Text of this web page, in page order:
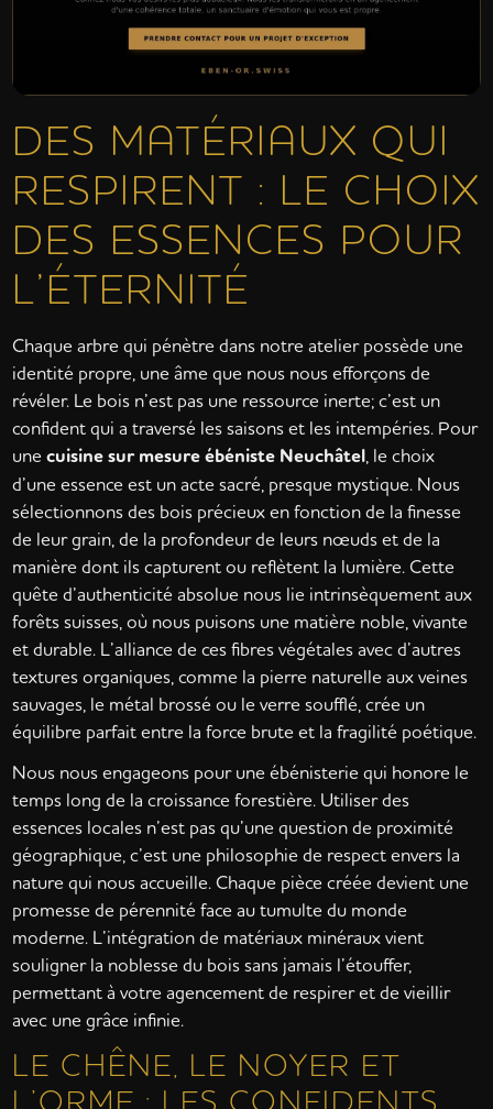
DES MATÉRIAUX QUI
RESPIRENT : LE CHOIX
DES ESSENCES POUR
L’ÉTERNITÉ
Chaque arbre qui pénètre dans notre atelier possède une
identité propre, une âme que nous nous efforçons de
révéler. Le bois n’est pas une ressource inerte; c’est un
confident qui a traversé les saisons et les intempéries. Pour
unecuisine sur mesure ébéniste Neuchâtel , le choix
d’une essence est un acte sacré, presque mystique. Nous
sélectionnons des bois précieux en fonction de la finesse
de leur grain, de la profondeur de leurs nœuds et de la
manière dont ils capturent ou reflètent la lumière. Cette
quête d’authenticité absolue nous lie intrinsèquement aux
forêts suisses, où nous puisons une matière noble, vivante
et durable. L’alliance de ces fibres végétales avec d’autres
textures organiques, comme la pierre naturelle aux veines
sauvages, le métal brossé ou le verre soufflé, crée un
équilibre parfait entre la force brute et la fragilité poétique.
Nous nous engageons pour une ébénisterie qui honore le
temps long de la croissance forestière. Utiliser des
essences locales n’est pas qu’une question de proximité
géographique, c’est une philosophie de respect envers la
nature qui nous accueille. Chaque pièce créée devient une
promesse de pérennité face au tumulte du monde
moderne. L’intégration de matériaux minéraux vient
souligner la noblesse du bois sans jamais l’étouffer,
permettant à votre agencement de respirer et de vieillir
avec une grâce infinie.
LE CHÊNE, LE NOYER ET
L’ORME : LES CONFIDENTS